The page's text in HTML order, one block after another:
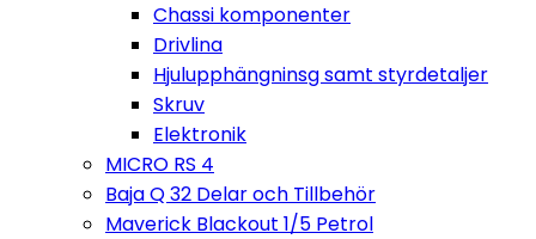
Chassi komponenter
Drivlina
Hjulupphängninsg samt styrdetaljer
Skruv
Elektronik
MICRO RS 4
Baja Q 32 Delar och Tillbehör
Maverick Blackout 1/5 Petrol